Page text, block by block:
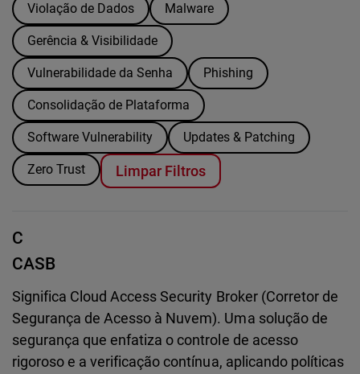
Violação de Dados Malware
Gerência & Visibilidade
Vulnerabilidade da Senha Phishing
Consolidação de Plataforma
Software Vulnerability Updates & Patching
Zero Trust Limpar Filtros
C
CASB
Significa Cloud Access Security Broker (Corretor de
Segurança de Acesso à Nuvem). Uma solução de
segurança que enfatiza o controle de acesso
rigoroso e a verificação contínua, aplicando políticas